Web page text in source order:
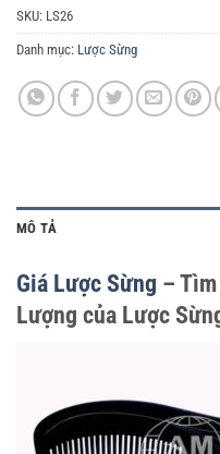
SKU: LS26
Danh mục: Lược Sừng
MÔ TẢ
Giá Lược Sừng –
Lượng của Lược